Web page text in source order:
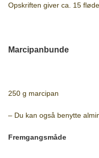
Opskriften giver ca. 15
Marcipanbunde
250 g marcipan
– Du kan også benytte
Fremgangsmåde